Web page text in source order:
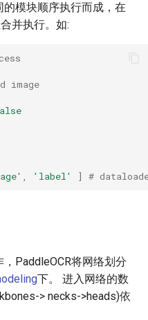
模块顺序执行而成，在
并执行。如:
image
'label' ] #
PaddleOCR将网络划分
下。 进入网络的数
> necks->heads)依